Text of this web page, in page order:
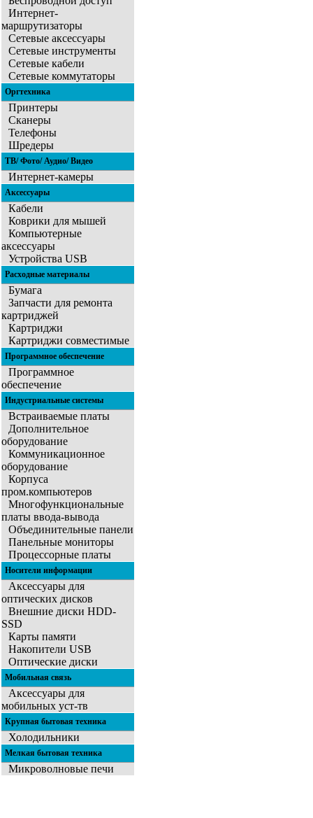
Интернет-
маршрутизаторы
Сетевые аксессуары
Сетевые инструменты
Сетевые кабели
Сетевые коммутаторы
Оргтехника
Принтеры
Сканеры
Телефоны
Шредеры
ТВ/ Фото/ Аудио/ Видео
Интернет-камеры
Аксессуары
Кабели
Коврики для мышей
Компьютерные
аксессуары
Устройства USB
Расходные материалы
Бумага
Запчасти для ремонта
картриджей
Картриджи
Картриджи совместимые
Программное обеспечение
Программное
обеспечение
Индустриальные системы
Встраиваемые платы
Дополнительное
оборудование
Коммуникационное
оборудование
Корпуса
пром.компьютеров
Многофункциональные
платы ввода-вывода
Объединительные панели
Панельные мониторы
Процессорные платы
Носители информации
Аксессуары для
оптических дисков
Внешние диски HDD-
SSD
Карты памяти
Накопители USB
Оптические диски
Мобильная связь
Аксессуары для
мобильных уст-тв
Крупная бытовая техника
Холодильники
Мелкая бытовая техника
Микроволновые печи